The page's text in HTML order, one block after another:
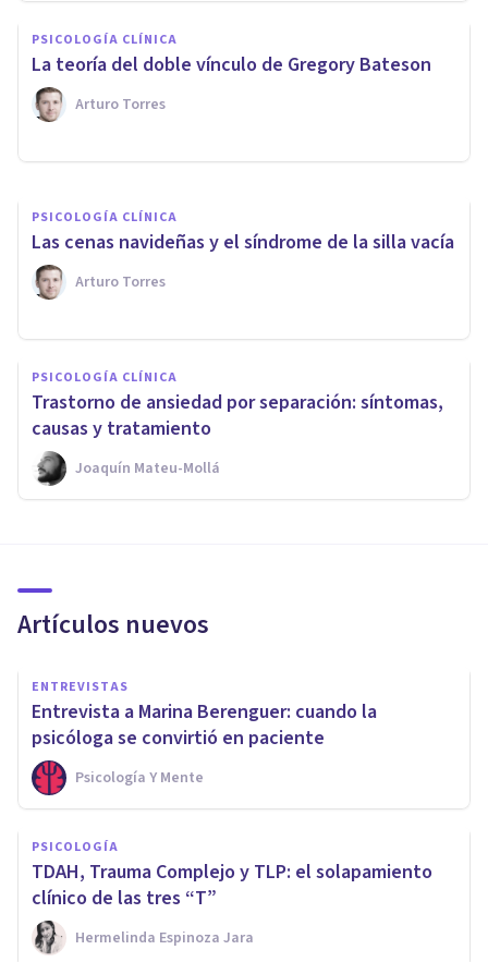
PSICOLOGÍA CLÍNICA
La teoría del doble vínculo de Gregory Bateson
Arturo Torres
Alexitimia: la incapacidad
para decir "te quiero"
PSICOLOGÍA CLÍNICA
​Las cenas navideñas y el síndrome de la silla vacía
Arturo Torres
PSICOLOGÍA CLÍNICA
Trastorno de ansiedad por separación: síntomas,
causas y tratamiento
Joaquín Mateu-Mollá
Artículos nuevos
ENTREVISTAS
Entrevista a Marina Berenguer: cuando la
psicóloga se convirtió en paciente
Psicología Y Mente
PSICOLOGÍA
TDAH, Trauma Complejo y TLP: el solapamiento
clínico de las tres “T”
Hermelinda Espinoza Jara